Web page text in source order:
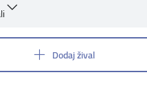
Dodaj žival